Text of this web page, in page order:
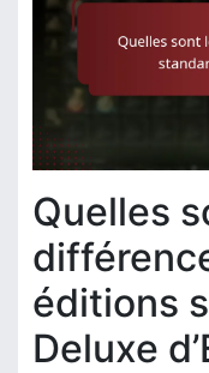
Quelles
éditions
Deluxe